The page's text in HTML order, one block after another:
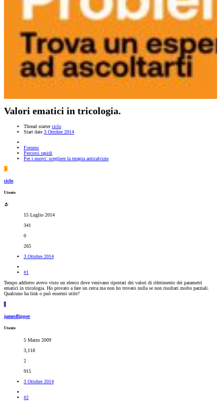
Valori ematici in tricologia.
Thread starter ciclo
Start date 3 Ottobre 2014
Forums
Percorsi rapidi
Per i nuovi: scegliere la terapia anticalvizie
C
ciclo
Utente
15 Luglio 2014
341
0
265
3 Ottobre 2014
#1
Tempo addietro avevo visto un elenco dove venivano riportati dei valori di riferimento dei parametri
ematici in tricologia. Ho provato a fare un cerca ma non ho trovato nulla se non risultati molto parziali.
Qualcuno ha link o può essermi utile?
J
jamesflipper
Utente
5 Marzo 2009
3,118
2
915
3 Ottobre 2014
#2